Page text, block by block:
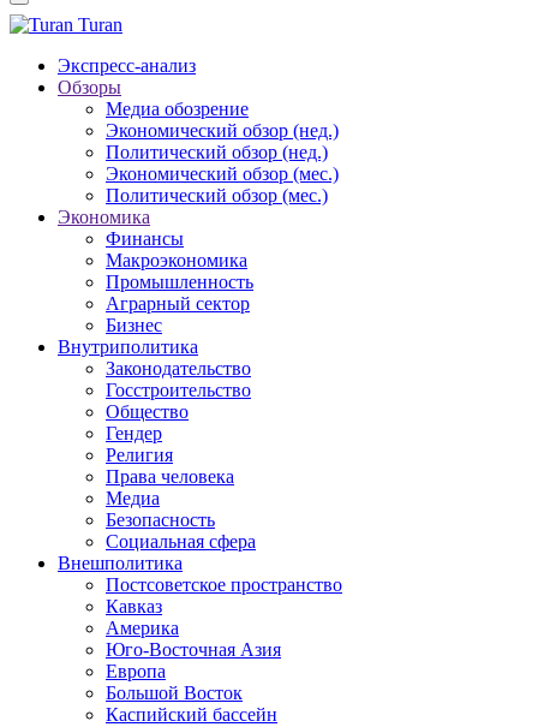
Turan
Экспресс-анализ
Обзоры
Медиа обозрение
Экономический обзор (нед.)
Политический обзор (нед.)
Экономический обзор (мес.)
Политический обзор (мес.)
Экономика
Финансы
Макроэкономика
Промышленность
Аграрный сектор
Бизнес
Внутриполитика
Законодательство
Госстроительство
Общество
Гендер
Религия
Права человека
Медиа
Безопасность
Социальная сфера
Внешполитика
Постсоветское пространство
Кавказ
Америка
Юго-Восточная Азия
Европа
Большой Восток
Каспийский бассейн